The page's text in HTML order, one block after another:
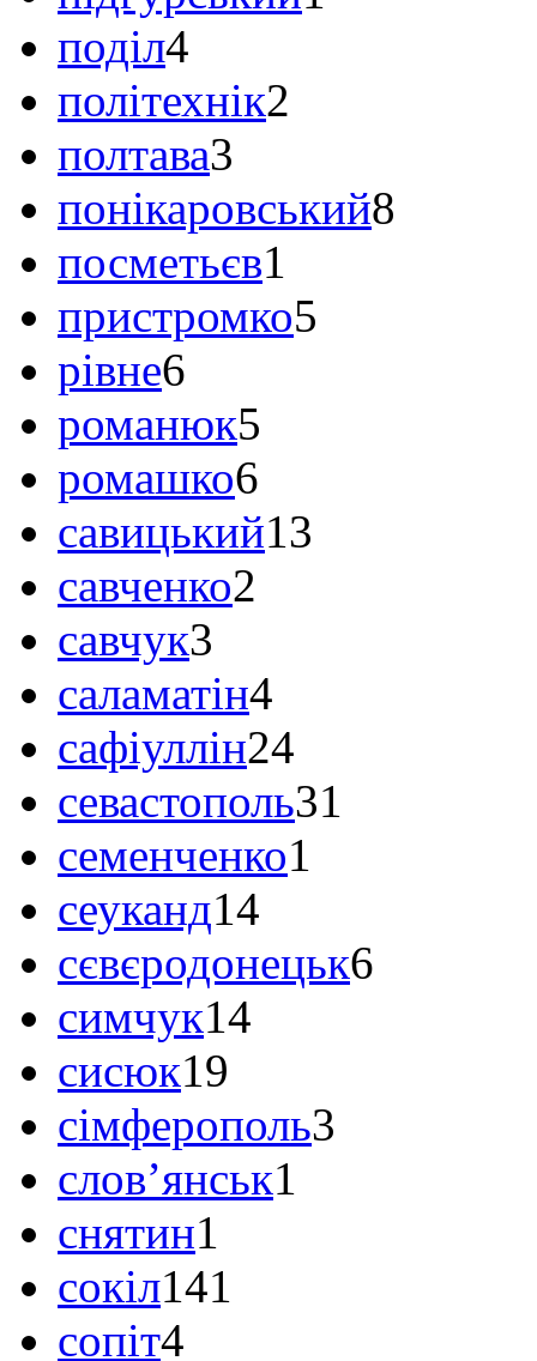
поділ4
політехнік2
полтава3
понікаровський8
посметьєв1
пристромко5
рівне6
романюк5
ромашко6
савицький13
савченко2
савчук3
саламатін4
сафіуллін24
севастополь31
семенченко1
сеуканд14
сєвєродонецьк6
симчук14
сисюк19
сімферополь3
слов’янськ1
снятин1
сокіл141
сопіт4